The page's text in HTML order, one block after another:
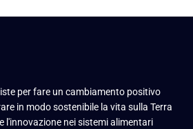
per fare un cambiamento positivo
in modo sostenibile la vita sulla Terra
l'innovazione nei sistemi alimentari